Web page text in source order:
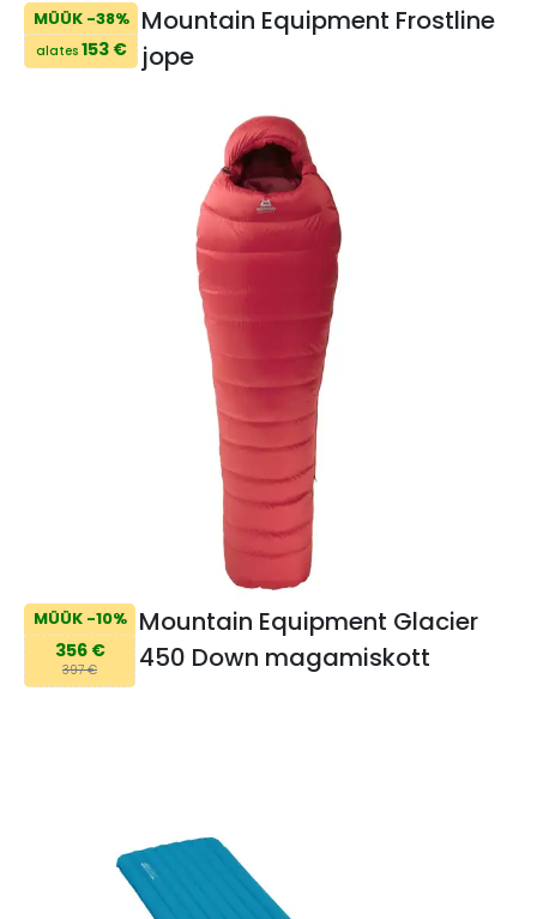
MÜÜK -38%
alates153 €
Mountain Equipment Frostline
jope
MÜÜK -10%
356 €
397 €
Mountain Equipment Glacier
450 Down magamiskott